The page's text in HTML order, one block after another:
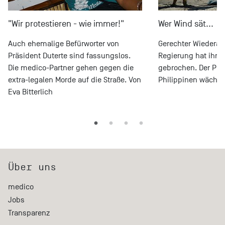
"Wir protestieren - wie immer!"
Auch ehemalige Befürworter von
Präsident Duterte sind fassungslos.
Die medico-Partner gehen gegen die
extra-legalen Morde auf die Straße. Von
Eva Bitterlich
Wer Wind sät...
Gerechter
Regierung hat ihre
gebrochen. Der
Philippinen
Über uns
medico
Jobs
Transparenz